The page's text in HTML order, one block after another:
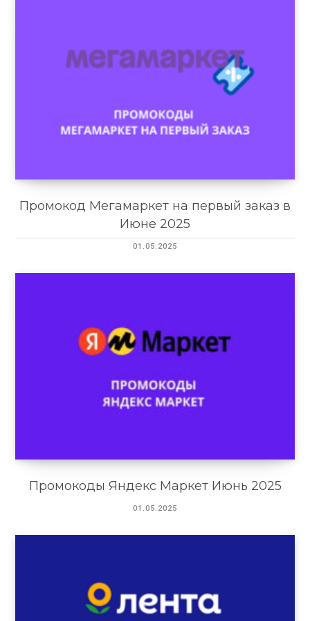
Промокод Мегамаркет на первый заказ в
Июне 2025
01.05.2025
Промокоды Яндекс Маркет Июнь 2025
01.05.2025